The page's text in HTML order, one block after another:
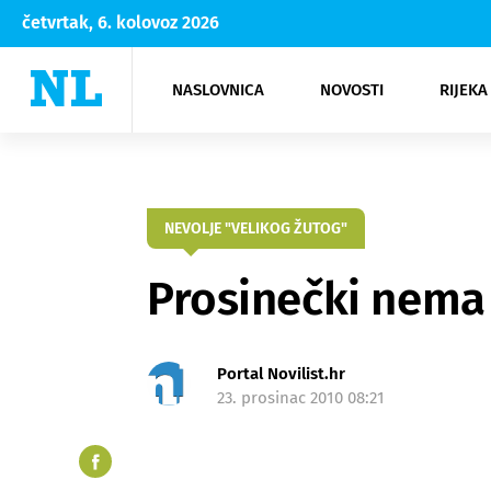
četvrtak, 6. kolovoz 2026
NASLOVNICA NOVOSTI
Rijeka Opatija
NK
Moda
Kultura
NEVOLJE "VELIKOG ŽUTOG"
Prosinečki
Portal Novilist.hr
23. prosinac 2010 08:21